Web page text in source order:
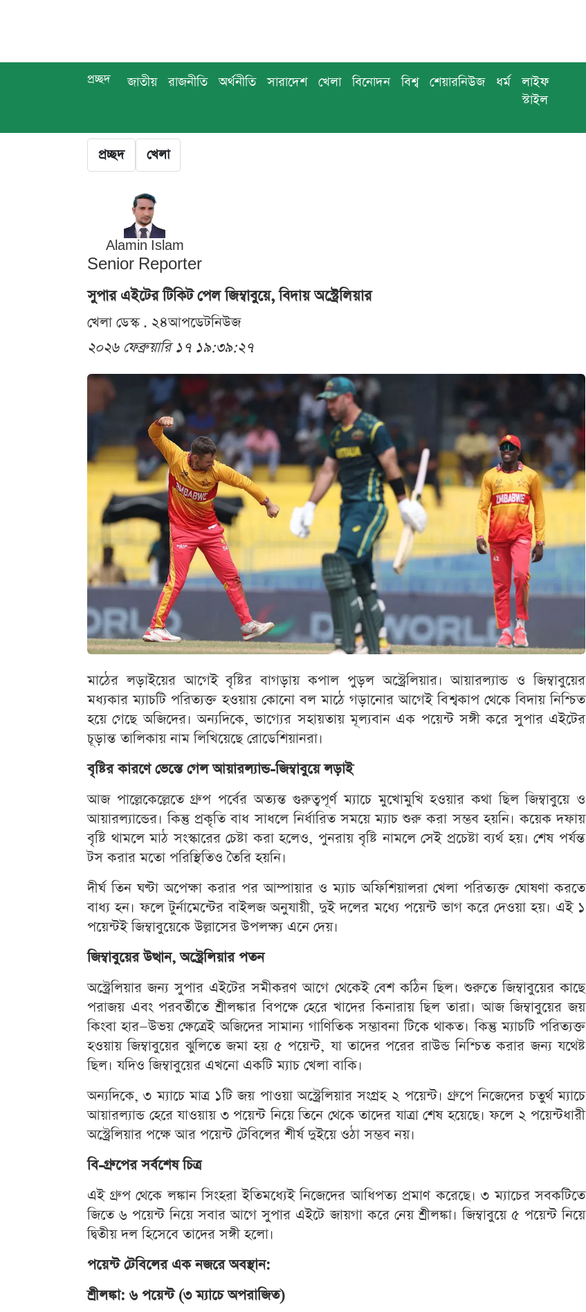
প্রচ্ছদ জাতীয় রাজনীতি অর্থনীতি সারাদেশ খেলা বিনোদন বিশ্ব শেয়ারনিউজ ধর্ম
লাইফ
স্টাইল
প্রচ্ছদ খেলা
Alamin Islam
Senior Reporter
সুপার এইটের টিকিট পেল জিম্বাবুয়ে, বিদায় অস্ট্রেলিয়ার
খেলা ডেস্ক . ২৪আপডেটনিউজ
২০২৬ ফেব্রুয়ারি ১৭ ১৯:৩৯:২৭
মাঠের লড়াইয়ের আগেই বৃষ্টির বাগড়ায় কপাল পুড়ল অস্ট্রেলিয়ার। আয়ারল্যান্ড ও জিম্বাবুয়ের
মধ্যকার ম্যাচটি পরিত্যক্ত হওয়ায় কোনো বল মাঠে গড়ানোর আগেই বিশ্বকাপ থেকে বিদায় নিশ্চিত
হয়ে গেছে অজিদের। অন্যদিকে, ভাগ্যের সহায়তায় মূল্যবান এক পয়েন্ট সঙ্গী করে সুপার এইটের
চূড়ান্ত তালিকায় নাম লিখিয়েছে রোডেশিয়ানরা।
বৃষ্টির কারণে ভেস্তে গেল আয়ারল্যান্ড-জিম্বাবুয়ে লড়াই
আজ পাল্লেকেল্লেতে গ্রুপ পর্বের অত্যন্ত গুরুত্বপূর্ণ ম্যাচে মুখোমুখি হওয়ার কথা ছিল জিম্বাবুয়ে ও
আয়ারল্যান্ডের। কিন্তু প্রকৃতি বাধ সাধলে নির্ধারিত সময়ে ম্যাচ শুরু করা সম্ভব হয়নি। কয়েক দফায়
বৃষ্টি থামলে মাঠ সংস্কারের চেষ্টা করা হলেও, পুনরায় বৃষ্টি নামলে সেই প্রচেষ্টা ব্যর্থ হয়। শেষ পর্যন্ত
টস করার মতো পরিস্থিতিও তৈরি হয়নি।
দীর্ঘ তিন ঘণ্টা অপেক্ষা করার পর আম্পায়ার ও ম্যাচ অফিশিয়ালরা খেলা পরিত্যক্ত ঘোষণা করতে
বাধ্য হন। ফলে টুর্নামেন্টের বাইলজ অনুযায়ী, দুই দলের মধ্যে পয়েন্ট ভাগ করে দেওয়া হয়। এই ১
পয়েন্টই জিম্বাবুয়েকে উল্লাসের উপলক্ষ্য এনে দেয়।
জিম্বাবুয়ের উত্থান, অস্ট্রেলিয়ার পতন
অস্ট্রেলিয়ার জন্য সুপার এইটের সমীকরণ আগে থেকেই বেশ কঠিন ছিল। শুরুতে জিম্বাবুয়ের কাছে
পরাজয় এবং পরবর্তীতে শ্রীলঙ্কার বিপক্ষে হেরে খাদের কিনারায় ছিল তারা। আজ জিম্বাবুয়ের জয়
কিংবা হার—উভয় ক্ষেত্রেই অজিদের সামান্য গাণিতিক সম্ভাবনা টিকে থাকত। কিন্তু ম্যাচটি পরিত্যক্ত
হওয়ায় জিম্বাবুয়ের ঝুলিতে জমা হয় ৫ পয়েন্ট, যা তাদের পরের রাউন্ড নিশ্চিত করার জন্য যথেষ্ট
ছিল। যদিও জিম্বাবুয়ের এখনো একটি ম্যাচ খেলা বাকি।
অন্যদিকে, ৩ ম্যাচে মাত্র ১টি জয় পাওয়া অস্ট্রেলিয়ার সংগ্রহ ২ পয়েন্ট। গ্রুপে নিজেদের চতুর্থ ম্যাচে
আয়ারল্যান্ড হেরে যাওয়ায় ৩ পয়েন্ট নিয়ে তিনে থেকে তাদের যাত্রা শেষ হয়েছে। ফলে ২ পয়েন্টধারী
অস্ট্রেলিয়ার পক্ষে আর পয়েন্ট টেবিলের শীর্ষ দুইয়ে ওঠা সম্ভব নয়।
বি-গ্রুপের সর্বশেষ চিত্র
এই গ্রুপ থেকে লঙ্কান সিংহরা ইতিমধ্যেই নিজেদের আধিপত্য প্রমাণ করেছে। ৩ ম্যাচের সবকটিতে
জিতে ৬ পয়েন্ট নিয়ে সবার আগে সুপার এইটে জায়গা করে নেয় শ্রীলঙ্কা। জিম্বাবুয়ে ৫ পয়েন্ট নিয়ে
দ্বিতীয় দল হিসেবে তাদের সঙ্গী হলো।
পয়েন্ট টেবিলের এক নজরে অবস্থান:
শ্রীলঙ্কা: ৬ পয়েন্ট (৩ ম্যাচে অপরাজিত)